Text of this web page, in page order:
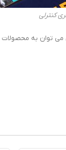
توان به محصولات